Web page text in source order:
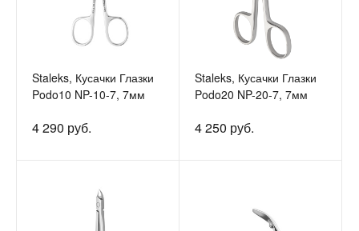
Staleks, Кусачки Глазки
Podo10 NP-10-7, 7мм
4 290 руб.
Staleks, Кусачки Глазки
Podo20 NP-20-7, 7мм
4 250 руб.